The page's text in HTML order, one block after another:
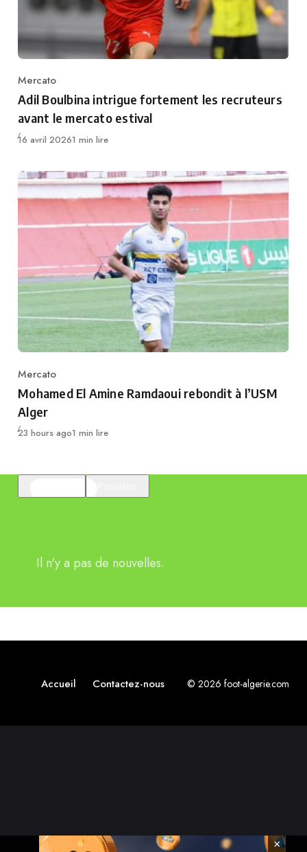
Category
Mercato
Adil Boulbina intrigue fortement les recruteurs
avant le mercato estival
Publié
16 avril 20261 min lire
Category
Mercato
Mohamed El Amine Ramdaoui rebondit à l’USM
Alger
Publié
23 hours ago1 min lire
Il n'y a pas de nouvelles.
Accueil Contactez-nous © 2026 foot-algerie.com
×